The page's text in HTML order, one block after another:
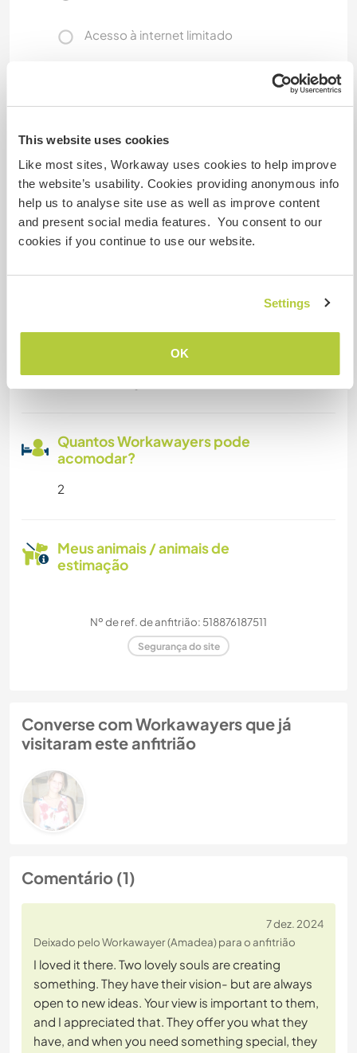
This website uses cookies
Like most sites, Workaway uses cookies to help improve
the website’s usability. Cookies providing anonymous info
help us to analyse site use as well as improve content
and present social media features. You consent to our
cookies if you continue to use our website.
Settings
OK
Acesso à internet limitado
Pode hospedar famílias
Pode hospedar nômades
digitais
Este anfitrião indicou que adora hospedar
Pode aceitar animais
Quantos Workawayers pode
acomodar?
2
Meus animais / animais de
estimação
Nº de ref. de anfitrião: 518876187511
Segurança do site
Converse com Workawayers que já
visitaram este anfitrião
Comentário (1)
7 dez. 2024
Deixado pelo Workawayer (Amadea) para o anfitrião
I loved it there. Two lovely souls are creating
something. They have their vision- but are always
open to new ideas. Your view is important to them,
and I appreciated that. They offer you what they
have, and when you need something special, they